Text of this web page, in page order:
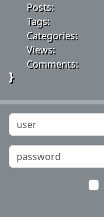
Posts:
Tags:
Categories:
Views:
Comments:
}